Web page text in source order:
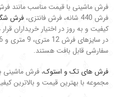
فرش 440 شانه، فرش فانتزی،
فرش
کیفیت و به روز در اختیار خریداران
سفارشی قابل بافت هستند.
فرش های تک و استوک، فرش ماشینی
مجموعه با بهترین قیمت و بالاترین